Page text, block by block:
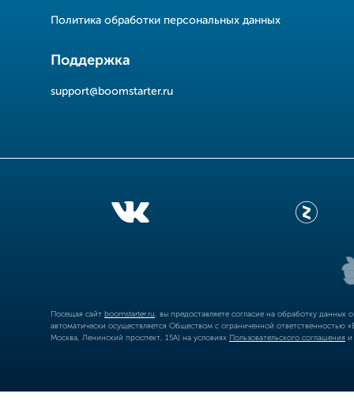
Политика обработки персональных данных
Поддержка
support@boomstarter.ru
Посещая сайт boomstarter.ru , вы предоставляете согласие на обработку
автоматически осуществляется Обществом с ограниченной
Москва, Ленинский проспект, 15А) на условиях Пользовательского соглашения и